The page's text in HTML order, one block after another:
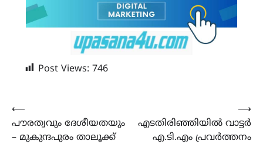
Post Views: 746
Post
navigation
⟵
പൗരത്വവും ദേശീയതയും
– മുകുന്ദപുരം താലൂക്ക്
എടതിരിഞ്ഞിയിൽ വാട്ടർ
എ.ടി.എം പ്രവർത്തനം
⟶